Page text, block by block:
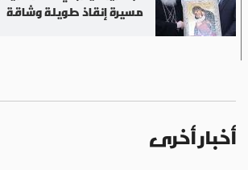
مسيرة إنقاذ طويلة وشاقة
أخبار أخرى